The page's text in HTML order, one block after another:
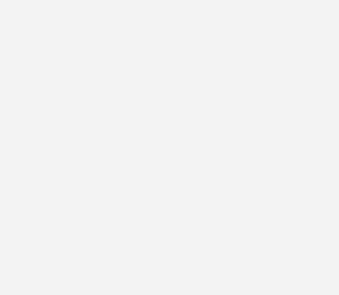
spielt eine immer stärkere Rolle, stellen
warmen Sommermonaten ist die
der für ein Plus an Komfort
Flächenkühlung führt in Wohn- und
Kosten zu einer hohen
einem hygienischen Umfeld und
BVF-Vorstand Stahl.